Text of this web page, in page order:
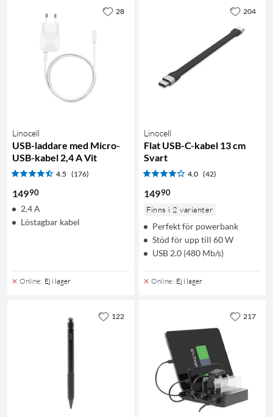
Linocell
USB-laddare med Micro-
USB-kabel 2,4 A Vit
4.5 (176)
14990
2,4 A
Löstagbar kabel
Online: Ej i lager
28
Linocell
Flat USB-C-kabel 13 cm
Svart
4.0 (42)
14990
Finns i 2 varianter
Perfekt för powerbank
Stöd för upp till 60 W
USB 2.0 (480 Mb/s)
Online: Ej i lager
204
122 217